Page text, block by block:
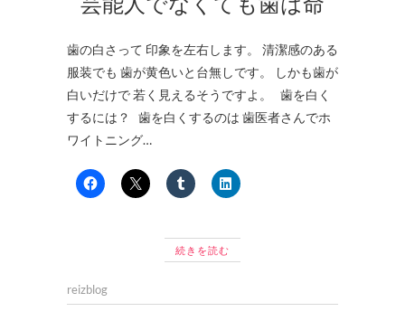
歯の白さって 印象を左右します。 清潔感のある
服装でも 歯が黄色いと台無しです。 しかも歯が
白いだけで 若く見えるそうですよ。 歯を白く
するには？ 歯を白くするのは 歯医者さんでホ
ワイトニング…
続きを読む
reizblog